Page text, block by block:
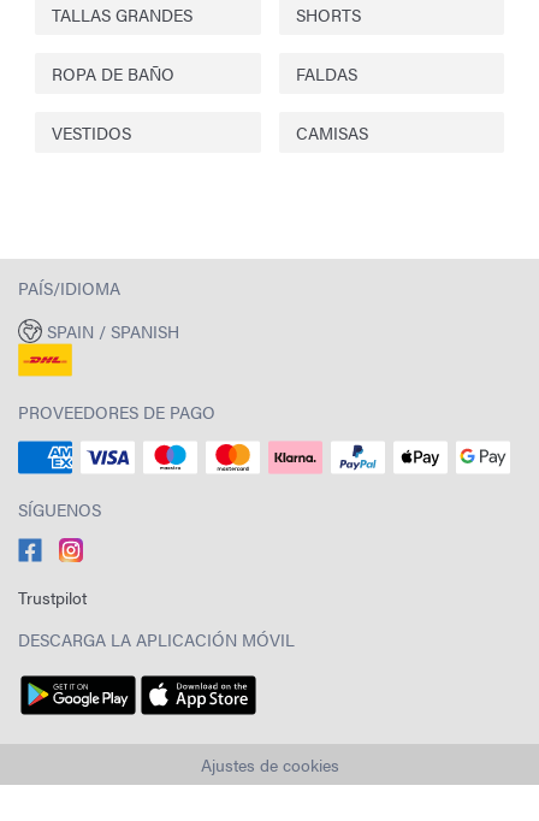
TALLAS GRANDES SHORTS
ROPA DE BAÑO FALDAS
VESTIDOS CAMISAS
PAÍS/IDIOMA
SPAIN / SPANISH
PROVEEDORES DE PAGO
SÍGUENOS
Trustpilot
DESCARGA LA APLICACIÓN MÓVIL
Ajustes de cookies